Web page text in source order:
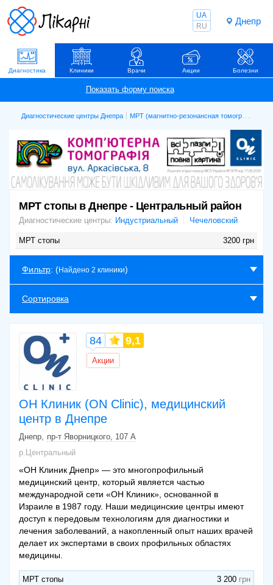
Днепр
UA
RU
Диагностика Клиники Врачи Акции Болезни
Диагностические центры Днепра МРТ (магнитно-резонансная томография)
МРТ стопы в Днепре - Центральный район
Диагностические центры: Индустриальный Чечеловский
МРТ стопы 3200 грн
Фильтр: (Найдено 2 клиники)
Сортировка
ОН Клиник (ON Clinic), медицинский
центр в Днепре
84 9,1
Акции
Днепр
пр-т Яворницкого, 107 А
р.Центральный
«ОН Клиник Днепр» — это многопрофильный
медицинский центр, который является частью
международной сети «ОН Клиник», основанной в
Израиле в 1987 году. Наши медицинские центры имеют
доступ к передовым технологиям для диагностики и
лечения заболеваний, а накопленный опыт наших врачей
делает их экспертами в своих профильных областях
медицины.
МРТ стопы 3 200